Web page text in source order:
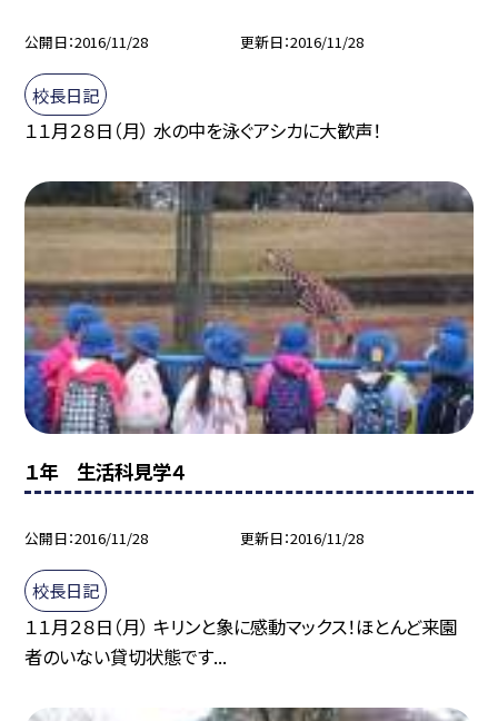
公開日 2016/11/28 更新日 2016/11/28
校長日記
１１月２８日（月） 水の中を泳ぐアシカに大歓声！
１年 生活科見学４
公開日 2016/11/28 更新日 2016/11/28
校長日記
１１月２８日（月） キリンと象に感動マックス！ほとんど来園
者のいない貸切状態です...